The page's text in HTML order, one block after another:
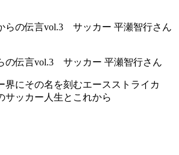
の伝言vol.3 サッカー 平瀬智行さん
界にその名を刻むエースストライカ
サッカー人生とこれから